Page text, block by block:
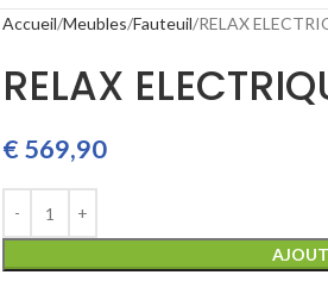
Accueil Meubles Fauteuil RELAX
RELAX
€ 569,90